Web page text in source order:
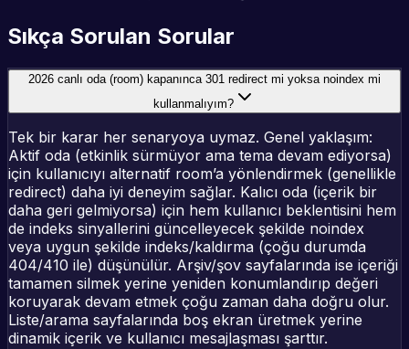
Sıkça Sorulan Sorular
2026 canlı oda (room) kapanınca 301 redirect mi yoksa noindex mi
kullanmalıyım?
Tek bir karar her senaryoya uymaz. Genel yaklaşım:
Aktif oda (etkinlik sürmüyor ama tema devam ediyorsa)
için kullanıcıyı alternatif room’a yönlendirmek (genellikle
redirect) daha iyi deneyim sağlar. Kalıcı oda (içerik bir
daha geri gelmiyorsa) için hem kullanıcı beklentisini hem
de indeks sinyallerini güncelleyecek şekilde noindex
veya uygun şekilde indeks/kaldırma (çoğu durumda
404/410 ile) düşünülür. Arşiv/şov sayfalarında ise içeriği
tamamen silmek yerine yeniden konumlandırıp değeri
koruyarak devam etmek çoğu zaman daha doğru olur.
Liste/arama sayfalarında boş ekran üretmek yerine
dinamik içerik ve kullanıcı mesajlaşması şarttır.